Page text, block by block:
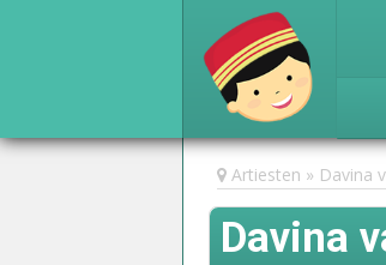
Artiesten Davina
Davina